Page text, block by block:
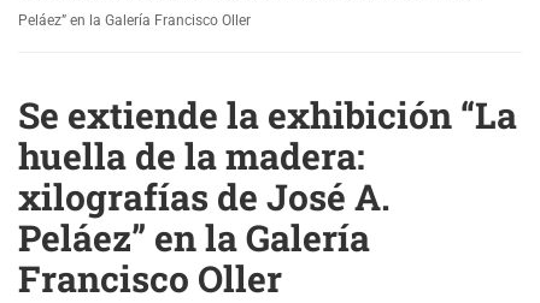
Peláez” en la Galería Francisco Oller
Se extiende la exhibición “La
huella de la madera:
xilografías de José A.
Peláez” en la Galería
Francisco Oller